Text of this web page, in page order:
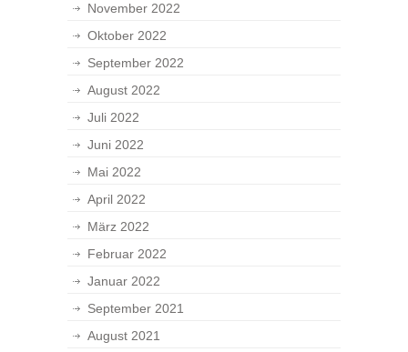
November 2022
Oktober 2022
September 2022
August 2022
Juli 2022
Juni 2022
Mai 2022
April 2022
März 2022
Februar 2022
Januar 2022
September 2021
August 2021